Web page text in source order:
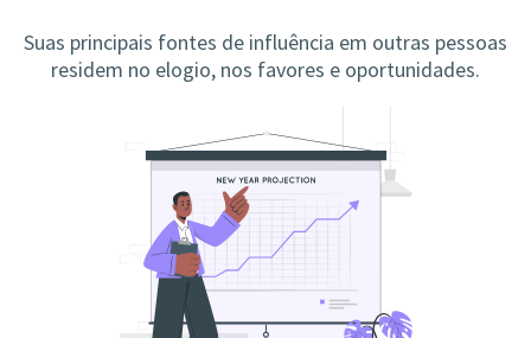
Suas principais fontes de influência em outras pessoas
residem no elogio, nos favores e oportunidades.